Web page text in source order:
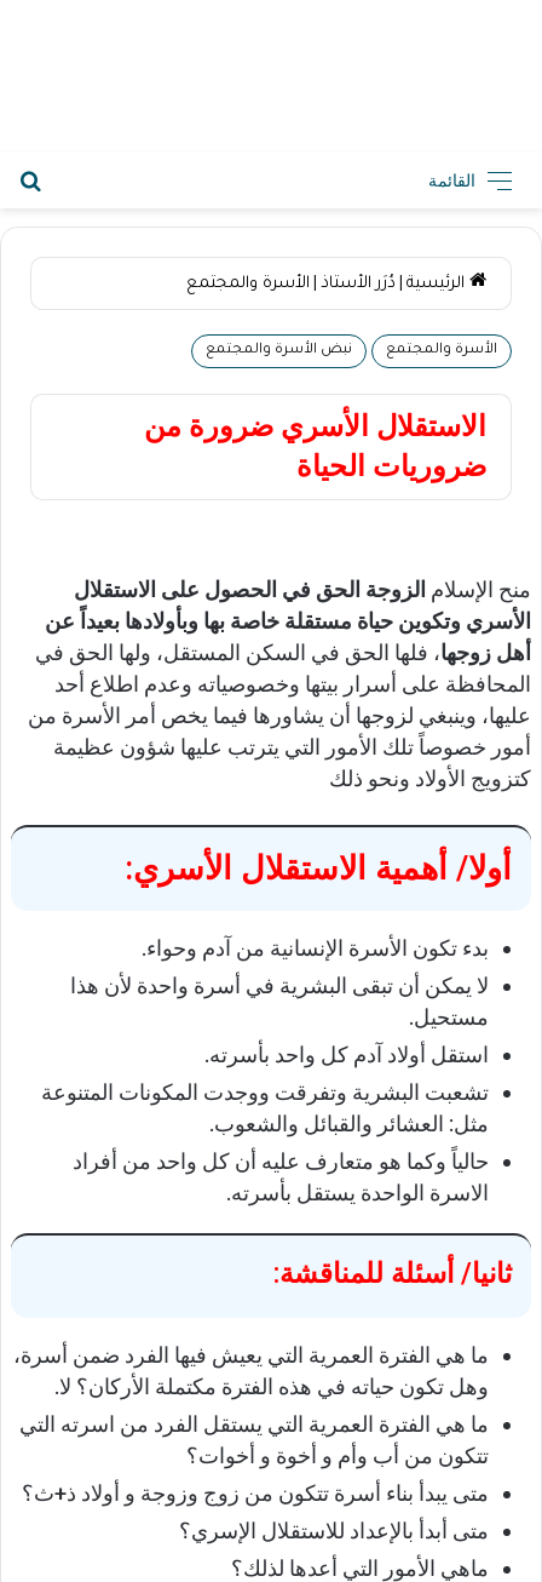
القائمة
الرئيسية دُرَر الأستاذ الأسرة والمجتمع
الأسرة والمجتمع نبض الأسرة والمجتمع
الاستقلال الأسري ضرورة من
ضروريات الحياة
منح الإسلام الزوجة الحق في الحصول على الاستقلال
الأسري وتكوين حياة مستقلة خاصة بها وبأولادها بعيداً عن
أهل زوجها، فلها الحق في السكن المستقل، ولها الحق في
المحافظة على أسرار بيتها وخصوصياته وعدم اطلاع أحد
عليها، وينبغي لزوجها أن يشاورها فيما يخص أمر الأسرة من
أمور خصوصاً تلك الأمور التي يترتب عليها شؤون عظيمة
كتزويج الأولاد ونحو ذلك
أولا/ أهمية الاستقلال الأسري:
بدء تكون الأسرة الإنسانية من آدم وحواء.
لا يمكن أن تبقى البشرية في أسرة واحدة لأن هذا
مستحيل.
استقل أولاد آدم كل واحد بأسرته.
تشعبت البشرية وتفرقت ووجدت المكونات المتنوعة
مثل: العشائر والقبائل والشعوب.
حالياً وكما هو متعارف عليه أن كل واحد من أفراد
الاسرة الواحدة يستقل بأسرته.
ثانيا/ أسئلة للمناقشة:
ما هي الفترة العمرية التي يعيش فيها الفرد ضمن أسرة،
وهل تكون حياته في هذه الفترة مكتملة الأركان؟ لا.
ما هي الفترة العمرية التي يستقل الفرد من اسرته التي
تتكون من أب وأم و أخوة و أخوات؟
متى يبدأ بناء أسرة تتكون من زوج وزوجة و أولاد ذ+ث؟
متى أبدأ بالإعداد للاستقلال الإسري؟
ماهي الأمور التي أعدها لذلك؟